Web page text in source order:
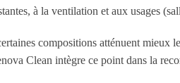
à la ventilation et aux usages
compositions atténuent mieux
Clean intègre ce point dans la